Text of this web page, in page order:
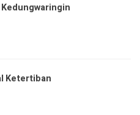
Ketertiban